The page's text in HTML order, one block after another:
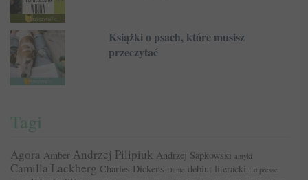
Książki o psach, które musisz
przeczytać
Tagi
Agora Amber Andrzej Pilipiuk Andrzej Sapkowski antyki
Camilla Lackberg Charles Dickens Dante debiut literacki Edipresse